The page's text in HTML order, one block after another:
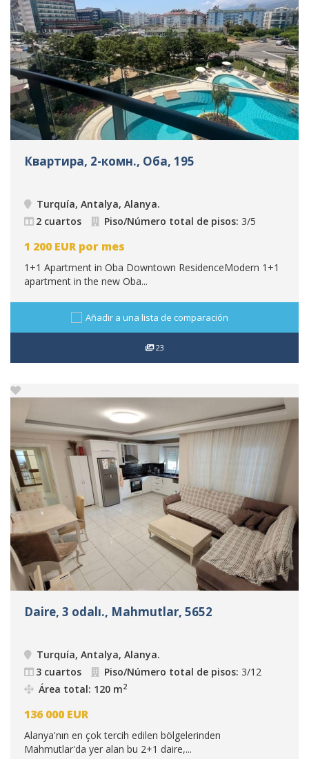
Квартира, 2-комн., Оба, 195
Turquía, Antalya, Alanya.
2 cuartos
Piso/Número total de pisos: 3/5
1 200 EURpor mes
1+1 Apartment in Oba Downtown ResidenceModern 1+1
apartment in the new Oba...
Añadir a una lista de comparación
23
Daire, 3 odalı., Mahmutlar, 5652
Turquía, Antalya, Alanya.
3 cuartos
Piso/Número total de pisos: 3/12
Área total: 120 m2
136 000 EUR
Alanya'nın en çok tercih edilen bölgelerinden
Mahmutlar'da yer alan bu 2+1 daire,...